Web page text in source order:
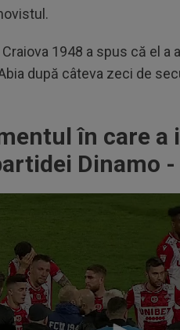
1948 a spus că el
după câteva zeci de
în care
Dinamo -